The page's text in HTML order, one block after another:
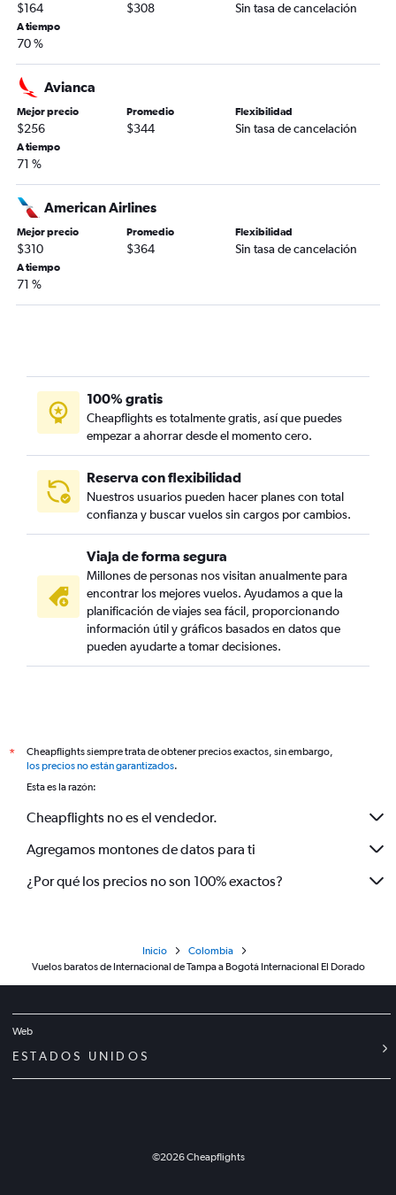
$164 $308 Sin tasa de cancelación
A tiempo
70 %
Avianca
Mejor precio
$256
Promedio
$344
Flexibilidad
Sin tasa de cancelación
A tiempo
71 %
American Airlines
Mejor precio
$310
Promedio
$364
Flexibilidad
Sin tasa de cancelación
A tiempo
71 %
100% gratis
Cheapflights es totalmente gratis, así que puedes
empezar a ahorrar desde el momento cero.
Reserva con flexibilidad
Nuestros usuarios pueden hacer planes con total
confianza y buscar vuelos sin cargos por cambios.
Viaja de forma segura
Millones de personas nos visitan anualmente para
encontrar los mejores vuelos. Ayudamos a que la
planificación de viajes sea fácil, proporcionando
información útil y gráficos basados en datos que
pueden ayudarte a tomar decisiones.
*
Cheapflights siempre trata de obtener precios exactos, sin embargo,
los precios no están garantizados.
Esta es la razón:
Cheapflights no es el vendedor.
Agregamos montones de datos para ti
¿Por qué los precios no son 100% exactos?
Inicio
Colombia
Vuelos baratos de Internacional de Tampa a Bogotá Internacional El Dorado
Web
ESTADOS UNIDOS
©2026Cheapflights